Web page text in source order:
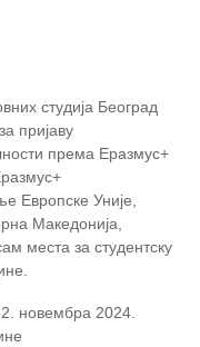
студија Београд
пријаву
према Еразмус+
Европске Уније,
Македонија,
места за студентску
новембра 2024.